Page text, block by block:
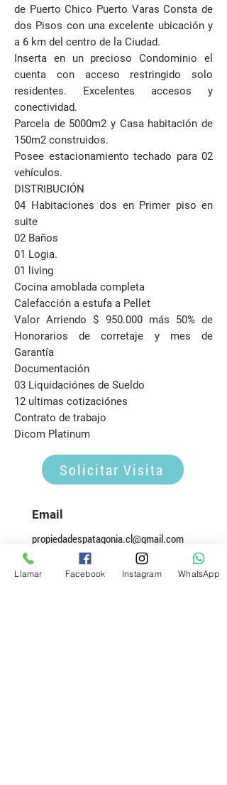
de Puerto Chico Puerto Varas Consta de
dos Pisos con una excelente ubicación y
a 6 km del centro de la Ciudad.
Inserta en un precioso Condominio el
cuenta con acceso restringido solo
residentes. Excelentes accesos y
conectividad.
Parcela de 5000m2 y Casa habitación de
150m2 construidos.
Posee estacionamiento techado para 02
vehículos.
DISTRIBUCIÓN
04 Habitaciones dos en Primer piso en
suite
02 Baños
01 Logia.
01 living
Cocina amoblada completa
Calefacción a estufa a Pellet
Valor Arriendo $ 950.000 más 50% de
Honorarios de corretaje y mes de
Garantía
Documentación
03 Liquidaciónes de Sueldo
12 ultimas cotizaciónes
Contrato de trabajo
Dicom Platinum
Solicitar Visita
Email
propiedadespatagonia.cl@gmail.com
Teléfono
Llamar Facebook Instagram WhatsApp